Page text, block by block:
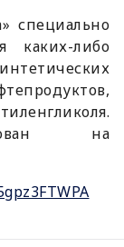
специально
каких-либо
на